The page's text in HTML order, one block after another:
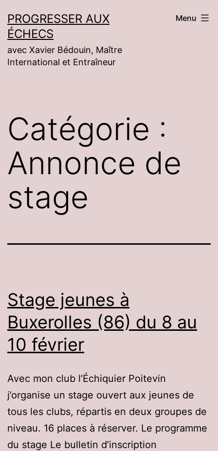
au
contenu
PROGRESSER AUX
ÉCHECS
avec Xavier Bédouin, Maître
International et Entraîneur
Menu
Catégorie :
Annonce de
stage
Stage jeunes à
Buxerolles (86) du 8 au
10 février
Avec mon club l’Échiquier Poitevin
j’organise un stage ouvert aux jeunes de
tous les clubs, répartis en deux groupes de
niveau. 16 places à réserver. Le programme
du stage Le bulletin d’inscription